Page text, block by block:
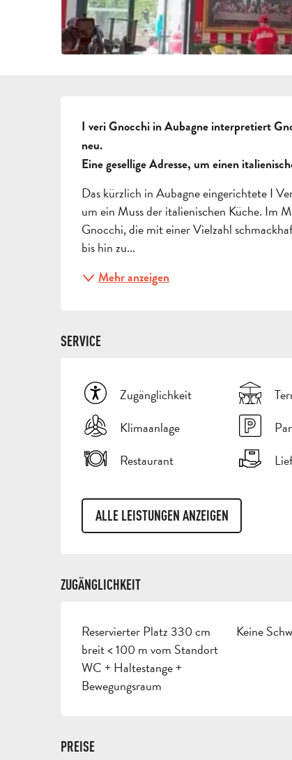
BESCHREIBUNG
I veri Gnocchi in Aubagne interpretiert
neu.
Eine gesellige Adresse, um einen
Das kürzlich in Aubagne eingerichtete I
um ein Muss der italienischen Küche. Im
Gnocchi, die mit einer Vielzahl
bis hin zu...
Mehr anzeigen
SERVICE
Zugänglichkeit
Klimaanlage
Restaurant
ALLE LEISTUNGEN ANZEIGEN
ZUGÄNGLICHKEIT
Reservierter Platz 330 cm
breit < 100 m vom Standort
Keine
WC + Haltestange +
Bewegungsraum
PREISE